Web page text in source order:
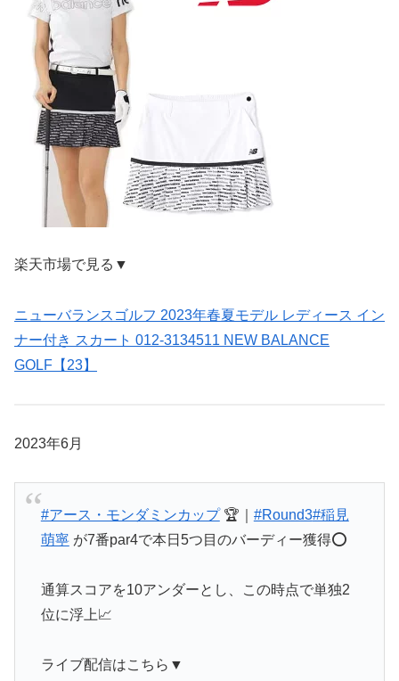
楽天市場で見る▼
ニューバランスゴルフ 2023年春夏モデル レディース イン
ナー付き スカート 012-3134511 NEW BALANCE
GOLF【23】
2023年6月
#アース・モンダミンカップ🏆｜ #Round3#稲見
萌寧が7番par4で本日5つ目のバーディー獲得⭕️
通算スコアを10アンダーとし、この時点で単独2
位に浮上📈
ライブ配信はこちら▼